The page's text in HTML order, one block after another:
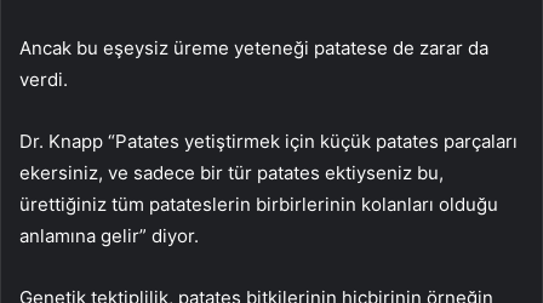
Ancak bu eşeysiz üreme yeteneği patatese de zarar da
verdi.
Dr. Knapp “Patates yetiştirmek için küçük patates parçaları
ekersiniz, ve sadece bir tür patates ektiyseniz bu,
ürettiğiniz tüm patateslerin birbirlerinin kolanları olduğu
anlamına gelir” diyor.
Genetik tektiplilik, patates bitkilerinin hiçbirinin örneğin